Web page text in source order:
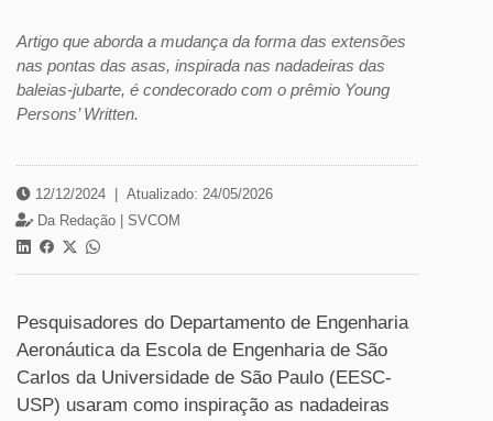
Artigo que aborda a mudança da forma das extensões
nas pontas das asas, inspirada nas nadadeiras das
baleias-jubarte, é condecorado com o prêmio Young
Persons’ Written.
12/12/2024
Atualizado: 24/05/2026
Da Redação | SVCOM
Pesquisadores do Departamento de Engenharia
Aeronáutica da Escola de Engenharia de São
Carlos da Universidade de São Paulo (EESC-
USP) usaram como inspiração as nadadeiras